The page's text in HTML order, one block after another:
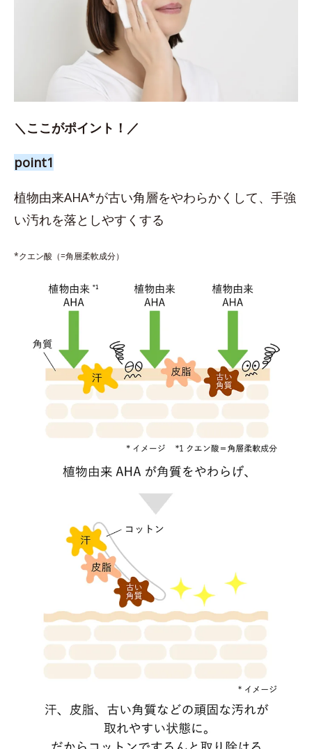
＼ここがポイント！／
point1
植物由来AHA*が古い角層をやわらかくして、手強
い汚れを落としやすくする
*クエン酸（=角層柔軟成分）